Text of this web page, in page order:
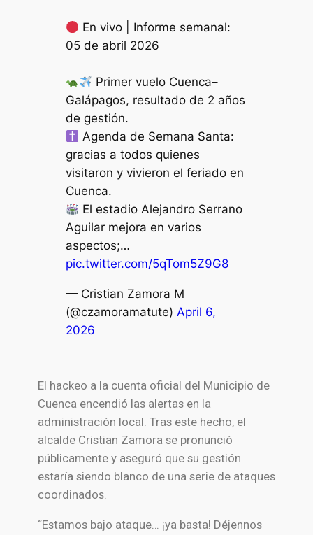
En vivo | Informe semanal:
05 de abril 2026
Primer vuelo Cuenca–
Galápagos, resultado de 2 años
de gestión.
Agenda de Semana Santa:
gracias a todos quienes
visitaron y vivieron el feriado en
Cuenca.
El estadio Alejandro Serrano
Aguilar mejora en varios
aspectos;…
pic.twitter.com/5qTom5Z9G8
— Cristian Zamora M
(@czamoramatute) April 6,
2026
El hackeo a la cuenta oficial del Municipio de
Cuenca encendió las alertas en la
administración local. Tras este hecho, el
alcalde Cristian Zamora se pronunció
públicamente y aseguró que su gestión
estaría siendo blanco de una serie de ataques
coordinados.
“Estamos bajo ataque… ¡ya basta! Déjennos